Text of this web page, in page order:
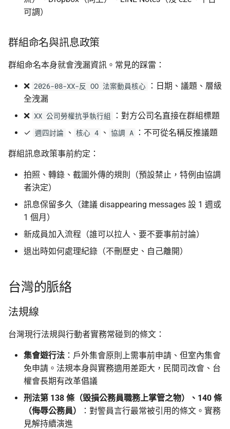
可調）
群組命名與訊息政策
群組命名本身就會洩漏資訊。常見的踩雷：
❌ 2026-08-XX-反 OO 法案動員核心
：日期、議題、層級
全洩漏
❌ XX 公司勞權抗爭執行組
：對方公司名直接在群組標題
✓ 週四討論 、 核心 4 、 協調 A ：不可從名稱反推議題
群組訊息政策事前約定：
拍照、轉錄、截圖外傳的規則（預設禁止，特例由協調
者決定）
訊息保留多久（建議 disappearing messages 設 1 週或
1 個月）
新成員加入流程（誰可以拉人、要不要事前討論）
退出時如何處理紀錄（不刪歷史、自己離開）
台灣的脈絡
法規線
台灣現行法規與行動者實務常碰到的條文：
集會遊行法 ：戶外集會原則上需事前申請、但室內集會
免申請。法規本身與實務適用差距大，民間司改會、台
權會長期有改革倡議
刑法第 138 條（毀損公務員職務上掌管之物）、140 條
（侮辱公務員）
：對警員言行最常被引用的條文。實務
見解持續演進